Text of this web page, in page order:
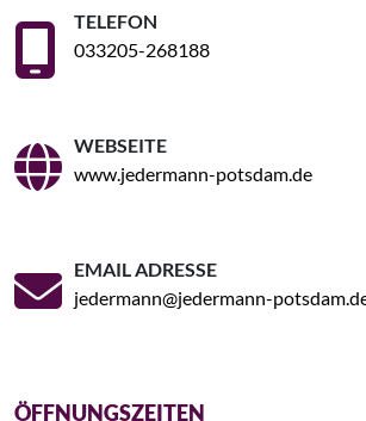
TELEFON
033205-268188
WEBSEITE
www.jedermann-potsdam.de
EMAIL ADRESSE
jedermann@jedermann-
ÖFFNUNGSZEITEN